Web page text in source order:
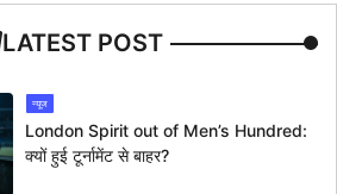
LATEST POST
न्यूज
London Spirit out of Men’s Hundred:
क्यों हुई टूर्नामेंट से बाहर?